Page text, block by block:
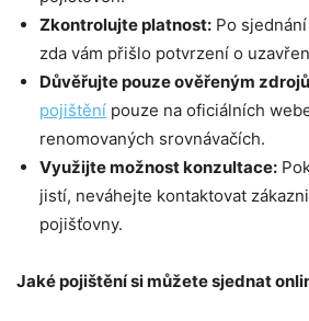
Zkontrolujte platnost: Po
zda vám přišlo potvrzení o
Důvěřujte pouze ověřeným
pojištění pouze na oficiálních
renomovaných srovnávačích.
Využijte možnost konzultace:
jistí, neváhejte kontaktovat
pojišťovny.
Jaképojištění si můžete sjednat